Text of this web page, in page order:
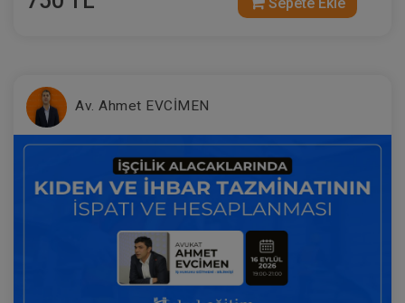
Sepete Ekle
Tüketici Hukuku Enstitüsü
Sepete Ekle
Av. Ahmet EVCİMEN